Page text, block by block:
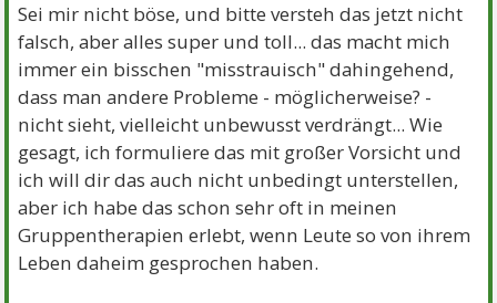
Sei mir nicht böse, und bitte versteh das jetzt nicht
falsch, aber alles super und toll... das macht mich
immer ein bisschen "misstrauisch" dahingehend,
dass man andere Probleme - möglicherweise? -
nicht sieht, vielleicht unbewusst verdrängt... Wie
gesagt, ich formuliere das mit großer Vorsicht und
ich will dir das auch nicht unbedingt unterstellen,
aber ich habe das schon sehr oft in meinen
Gruppentherapien erlebt, wenn Leute so von ihrem
Leben daheim gesprochen haben.